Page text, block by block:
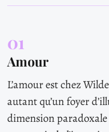
01
Amour
L’amour est chez
autant qu’un foyer
dimension